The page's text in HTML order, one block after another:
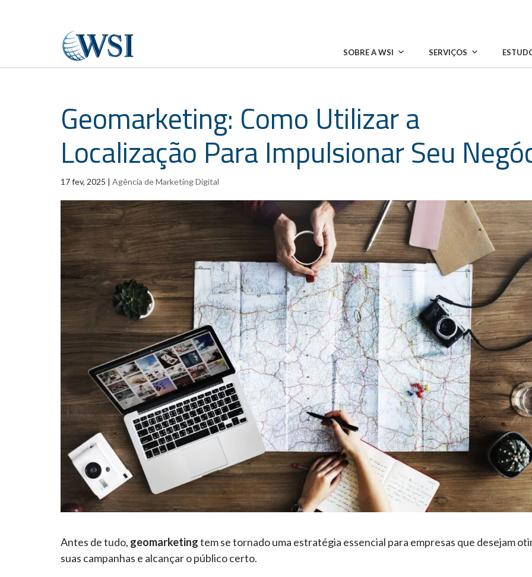
SOBRE A WSI SERVIÇOS
Geomarketing: Como Utilizar a
Localização Para Impulsionar Seu
17 fev, 2025 | Agência de Marketing Digital
Antes de tudo, geomarketingtem se tornado uma estratégia essencial para empresas que desejam
suas campanhas e alcançar o público certo.